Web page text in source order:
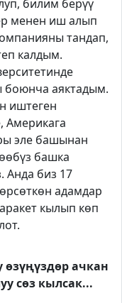
билим берүү
менен иш алып
тандап,
калдым.
боюнча аяктадым.
иштеген
Америкага
эле башынан
башка
Анда биз 17
адамдар
кылып көп
ачкан
сөз кылсак...